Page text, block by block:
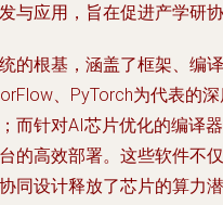
与应用，旨在促进产学研协
的根基，涵盖了框架、编
、PyTorch为代表的
而针对AI芯片优化的编译
的高效部署。这些软件不
同设计释放了芯片的算力潜